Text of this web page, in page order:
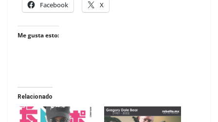
Facebook X
Me gusta esto:
Relacionado